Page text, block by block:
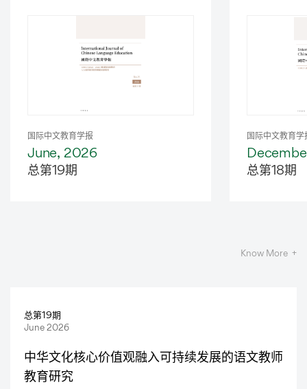
国际中文教育学报
June, 2026
总第19期
国际中文教育学
总第18期
Articles
Know More +
总第19期
June 2026
中华文化核心价值观融入可持续发展的语文教师
教育研究